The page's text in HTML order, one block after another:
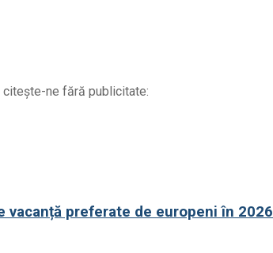
ne fără publicitate:
preferate de europeni în 2026